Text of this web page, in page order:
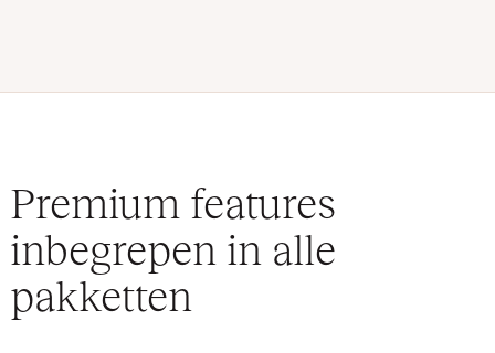
Premium features
inbegrepen in alle
pakketten